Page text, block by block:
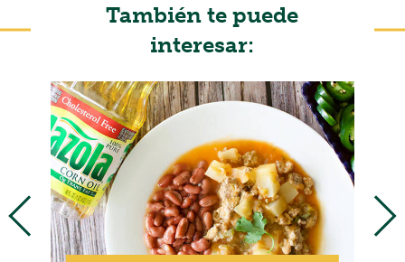
También te puede
interesar: